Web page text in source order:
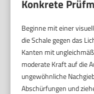
Konkrete
Beginne mit einer
die Schale gegen das
Kanten mit
moderate Kraft auf die
ungewöhnliche
Abschürfungen und